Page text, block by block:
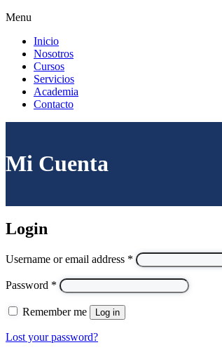
Menu
Inicio
Nosotros
Cursos
Servicios
Academia
Contacto
Mi Cuenta
Login
Username or email address *
Password *
Remember me Log in
Lost your password?